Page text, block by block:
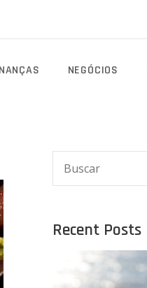
NEGÓCIOS
Recent Posts